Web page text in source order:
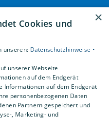
×
Cookies und
unseren: Datenschutzhinweise •
unserer Webseite
auf dem Endgerät
Informationen auf dem Endgerät
personenbezogenen Daten
Partnern gespeichert und
, Marketing- und